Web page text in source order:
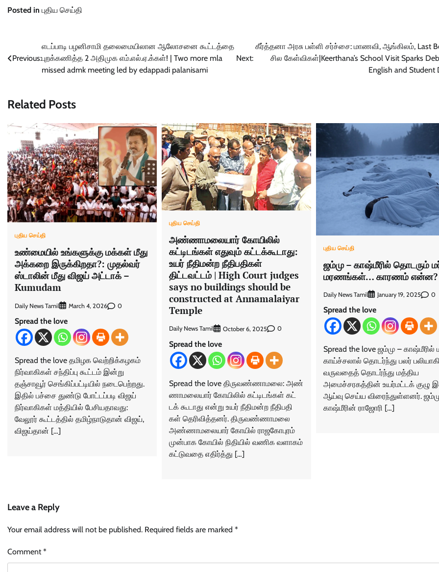
Posted in புதிய செய்தி
navigation
Previous:
எடப்பாடி பழனிசாமி தலைமையிலான ஆலோசனை கூட்டத்தை
புறக்கணித்த 2 அதிமுக எம்.எல்.ஏ.க்கள்! | Two more mla
missed admk meeting led by edappadi palanisami
Next:
கீர்த்தனா அரசு பள்ளி சர்ச்சை: மாணவி, ஆங்கிலம், Last
சில கேள்விகள்|Keerthana’s School Visit Sparks
English and Student
Related Posts
புதிய செய்தி
உண்மையில் உங்களுக்கு மக்கள் மீது
அக்கறை இருக்கிறதா?: முதல்வர்
ஸ்டாலின் மீது விஜய் அட்டாக் –
Kumudam
Daily News Tamil March 4, 2026 0
Spread the love
Spread the love தமிழக வெற்றிக்கழகம்
நிர்வாகிகள் சந்திப்பு கூட்டம் இன்று
தஞ்சாவூர் செங்கிப்பட்டியில் நடைபெற்றது.
இதில் பச்சை துண்டு போட்டப்படி விஜய்
நிர்வாகிகள் மத்தியில் பேசியதாவது:
வேலூர் கூட்டத்தில் தமிழ்நாடுதான் விஜய்,
விஜய்தான் […]
புதிய செய்தி
அண்ணாமலையார் கோயிலில்
கட்டிடங்கள் எதுவும் கட்டக்கூடாது:
உயர் நீதிமன்ற நீதிபதிகள்
திட்டவட்டம் | High Court judges
says no buildings should be
constructed at Annamalaiyar
Temple
Daily News Tamil October 6, 2025 0
Spread the love
Spread the love திருவண்ணாமலை: அண்​
ணா​மலை​யார் கோயி​லில் கட்​டிடங்​கள் கட்​
டக் கூடாது என்று உயர் நீதி​மன்ற நீதிப​தி​
கள் தெரி​வித்​தனர். திரு​வண்​ணா​மலை
அண்​ணா​மலை​யார் கோயில் ராஜகோபுரம்
முன்​பாக கோயில் நிதி​யில் வணிக வளாகம்
கட்​டு​வதை எதிர்த்து […]
புதிய செய்தி
ஜம்மு – காஷ்மீரில் தொடரும்
மரணங்கள்… காரணம் என்ன?
Daily News Tamil January 19, 2025 0
Spread the love
Spread the love ஜம்மு – காஷ்மீரில்
காய்ச்சலால் தொடர்ந்து பலர் பலியாகி
வருவதைத் தொடர்ந்து மத்திய
அமைச்சரகத்தின் உயர்மட்டக் குழு
ஆய்வு செய்ய விரைந்துள்ளனர்.
காஷ்மீரின் ராஜோரி […]
Leave a Reply
Your email address will not be published. Required fields are marked *
Comment*